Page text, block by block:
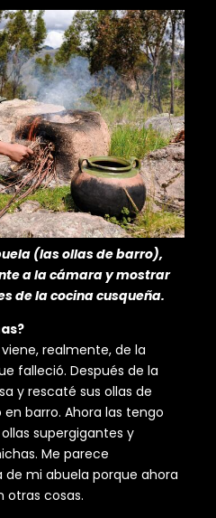
(las ollas de barro),
a la cámara y mostrar
de la cocina cusqueña.
realmente, de la
falleció. Después de la
y rescaté sus ollas de
barro. Ahora las tengo
supergigantes y
Me parece
mi abuela porque ahora
otras cosas.